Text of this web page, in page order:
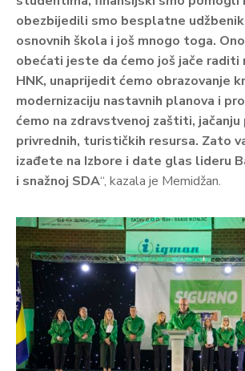
obezbijedili smo besplatne
osnovnih škola i još mnogo toga.
obećati jeste da ćemo još jače raditi
HNK, unaprijedit ćemo obrazovanje
modernizaciju nastavnih planova i
ćemo na zdravstvenoj zaštiti,
privrednih, turističkih resursa. Zato
izađete na Izbore i date glas lideru
i snažnoj SDA“, kazala je Memidžan.